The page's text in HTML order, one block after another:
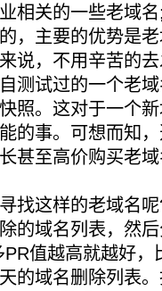
关的一些老域
主要的优势是老
说，不用辛苦的
测试过的一个老
照。这对于一个
的事。可想而知
甚至高价购买老
这样的老域名呢
域名列表，然后
值越高就越好，
的域名删除列表